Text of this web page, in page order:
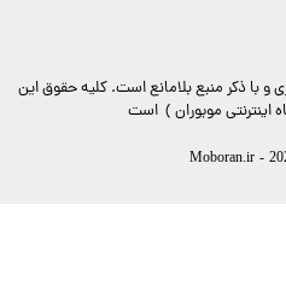
و با ذکر منبع بلامانع است. کليه حقوق اين
اینترنتی موبوران ) است
Moboran.ir -